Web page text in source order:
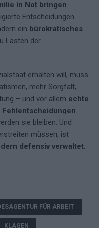
in Not bringen.
Entscheidungen
ein bürokratisches
Lasten der
erhalten will, muss
mehr Sorgfalt,
– und vor allem echte
.
sie bleiben. Und
müssen, ist
defensiv verwaltet.
FÜR ARBEIT
KLAGEN